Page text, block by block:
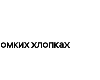
хлопках